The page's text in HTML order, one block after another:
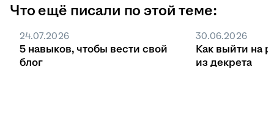
Что ещё писали по этой теме:
24.07.2026
5 навыков, чтобы вести свой
блог
30.06.2026
Как выйти на
из декрета